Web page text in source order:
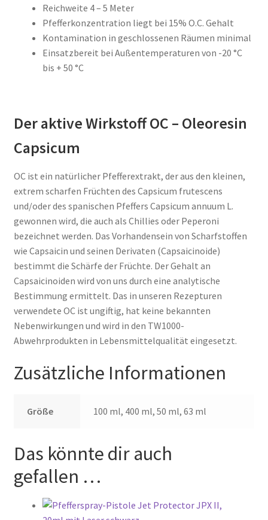
Reichweite 4 – 5 Meter
Pfefferkonzentration liegt bei 15% O.C. Gehalt
Kontamination in geschlossenen Räumen minimal
Einsatzbereit bei Außentemperaturen von -20 °C
bis + 50 °C
Der aktive Wirkstoff OC – Oleoresin
Capsicum
OC ist ein natürlicher Pfefferextrakt, der aus den kleinen,
extrem scharfen Früchten des Capsicum frutescens
und/oder des spanischen Pfeffers Capsicum annuum L.
gewonnen wird, die auch als Chillies oder Peperoni
bezeichnet werden. Das Vorhandensein von Scharfstoffen
wie Capsaicin und seinen Derivaten (Capsaicinoide)
bestimmt die Schärfe der Früchte. Der Gehalt an
Capsaicinoiden wird von uns durch eine analytische
Bestimmung ermittelt. Das in unseren Rezepturen
verwendete OC ist ungiftig, hat keine bekannten
Nebenwirkungen und wird in den TW1000-
Abwehrprodukten in Lebensmittelqualität eingesetzt.
Zusätzliche Informationen
Größe 100 ml, 400 ml, 50 ml, 63 ml
Das könnte dir auch
gefallen …